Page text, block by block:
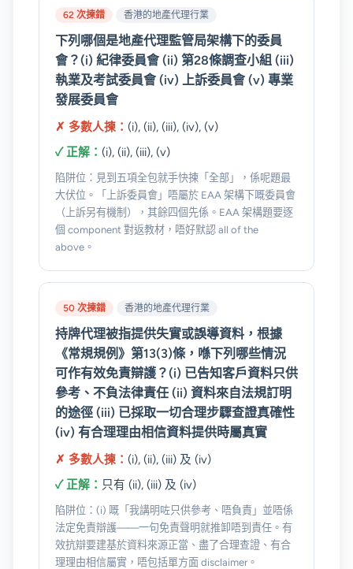
62 次揀錯 香港的地產代理行業
下列哪個是地產代理監管局架構下的委員
會？(i) 紀律委員會 (ii) 第28條調查小組 (iii)
執業及考試委員會 (iv) 上訴委員會 (v) 專業
發展委員會
✗ 多數人揀： (i), (ii), (iii), (iv), (v)
✓ 正解： (i), (ii), (iii), (v)
陷阱位：見到五項全包就手快揀「全部」，係呢題最
大伏位。「上訴委員會」唔屬於 EAA 架構下嘅委員會
（上訴另有機制），其餘四個先係。EAA 架構題要逐
個 component 對返教材，唔好默認 all of the
above。
50 次揀錯 香港的地產代理行業
持牌代理被指提供失實或誤導資料，根據
《常規規例》第13(3)條，喺下列哪些情況
可作有效免責辯護？(i) 已告知客戶資料只供
參考、不負法律責任 (ii) 資料來自法規訂明
的途徑 (iii) 已採取一切合理步驟查證真確性
(iv) 有合理理由相信資料提供時屬真實
✗ 多數人揀： (i), (ii), (iii) 及 (iv)
✓ 正解： 只有 (ii), (iii) 及 (iv)
陷阱位：(i) 嘅「我講明咗只供參考、唔負責」並唔係
法定免責辯護——一句免責聲明就推卸唔到責任。有
效抗辯要建基於資料來源正當、盡了合理查證、有合
理理由相信屬實，唔包括單方面 disclaimer。